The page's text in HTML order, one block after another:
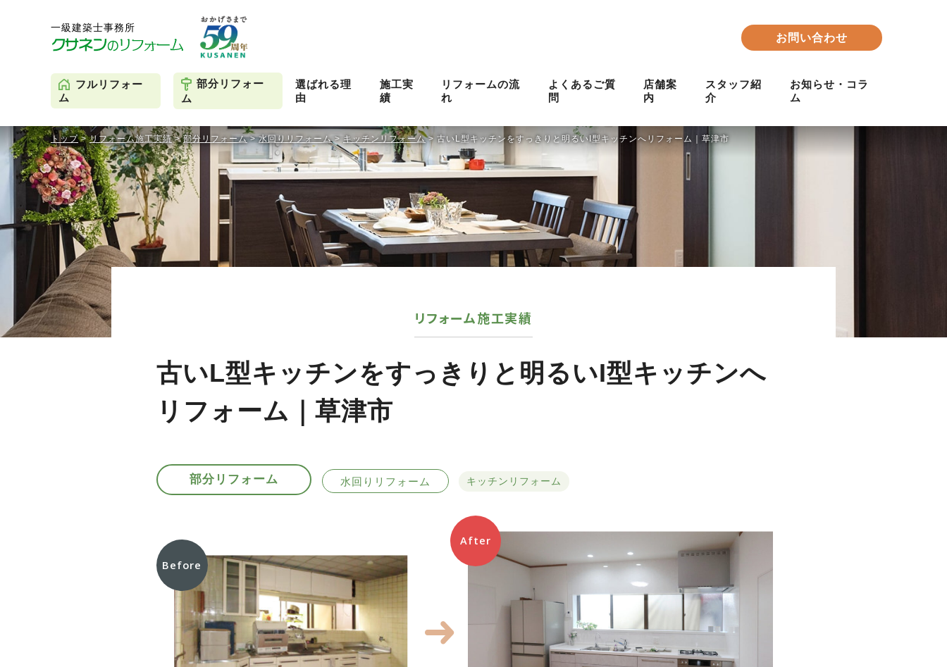
お問い合わせ
フルリフォー
ム
部分リフォー
ム
選ばれる理
由
施工実
績
リフォームの流
れ
よくあるご質
問
店舗案
内
スタッフ紹
介
お知らせ・コラ
ム
トップ>リフォーム施工実績>部分リフォーム>水回りリフォーム > キッチンリフォーム> 古いL型キッチンをすっきりと明るいI型キッチンへリフォーム｜草津市
リフォーム施工実績
古いL型キッチンをすっきりと明るいI型キッチンへ
リフォーム｜草津市
部分リフォーム 水回りリフォーム キッチンリフォーム
Before
After